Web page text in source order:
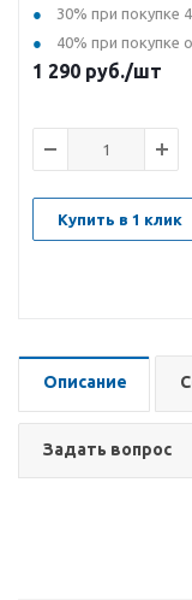
30% при покупке
40% при покупке
1 290 руб./шт
Купить в 1 клик
Описание
Задать вопрос